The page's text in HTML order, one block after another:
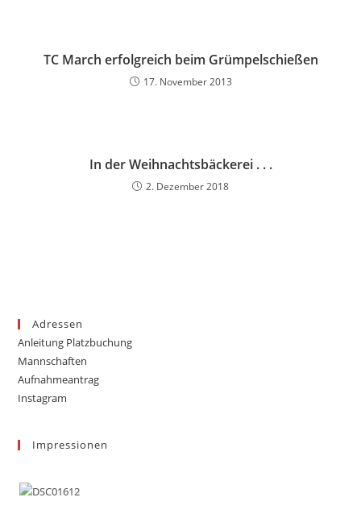
TC March erfolgreich beim Grümpelschießen
17. November 2013
In der Weihnachtsbäckerei . . .
2. Dezember 2018
Adressen
Anleitung Platzbuchung
Mannschaften
Aufnahmeantrag
Instagram
Impressionen